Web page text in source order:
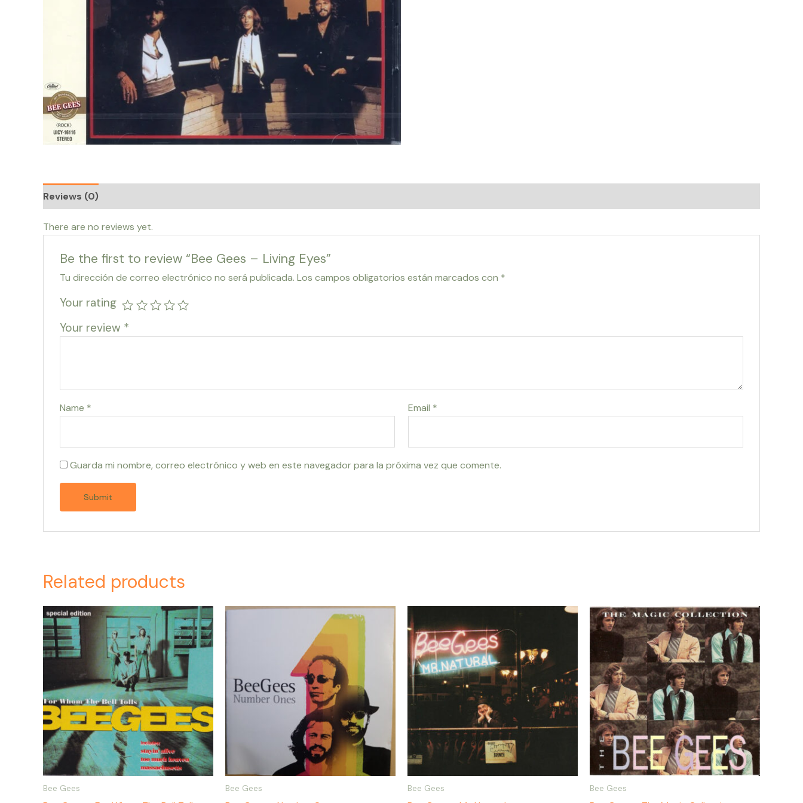
Reviews (0)
There are no reviews yet.
Be the first to review “Bee Gees – Living Eyes”
Tu dirección de correo electrónico no será publicada. Los campos obligatorios están marcados con *
Your rating
Your review *
Name * Email *
Guarda mi nombre, correo electrónico y web en este navegador para la próxima vez que comente.
Related products
Bee Gees Bee Gees Bee Gees Bee Gees